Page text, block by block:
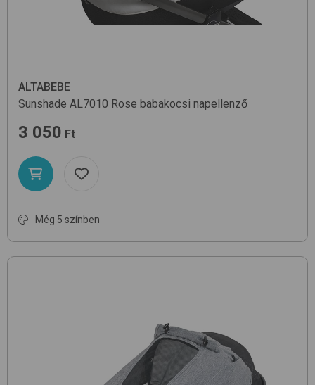
ALTABEBE
Sunshade AL7010 Rose babakocsi napellenző
3 050 Ft
Még 5 színben